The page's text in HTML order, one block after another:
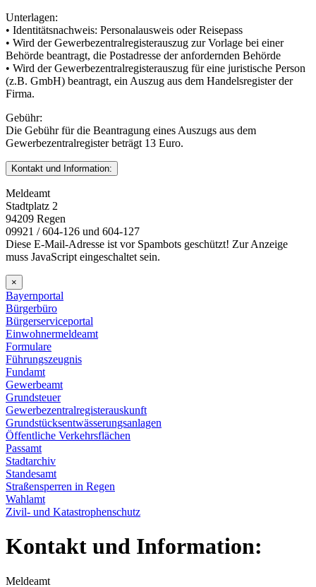
Unterlagen:
• Identitätsnachweis: Personalausweis oder Reisepass
• Wird der Gewerbezentralregisterauszug zur Vorlage bei einer
Behörde beantragt, die Postadresse der anfordernden Behörde
• Wird der Gewerbezentralregisterauszug für eine juristische Person
(z.B. GmbH) beantragt, ein Auszug aus dem Handelsregister der
Firma.
Gebühr:
Die Gebühr für die Beantragung eines Auszugs aus dem
Gewerbezentralregister beträgt 13 Euro.
Kontakt und Information:
Meldeamt
Stadtplatz 2
94209 Regen
09921 / 604-126 und 604-127
Diese E-Mail-Adresse ist vor Spambots geschützt! Zur Anzeige
muss JavaScript eingeschaltet sein.
×
Bayernportal
Bürgerbüro
Bürgerserviceportal
Einwohnermeldeamt
Formulare
Führungszeugnis
Fundamt
Gewerbeamt
Grundsteuer
Gewerbezentralregisterauskunft
Grundstücksentwässerungsanlagen
Öffentliche Verkehrsflächen
Passamt
Stadtarchiv
Standesamt
Straßensperren in Regen
Wahlamt
Zivil- und Katastrophenschutz
Kontakt und Information:
Meldeamt